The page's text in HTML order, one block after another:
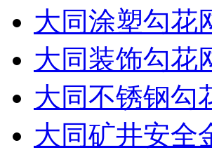
大同涂塑勾花
大同装饰勾花
大同不锈钢勾
大同矿井安全